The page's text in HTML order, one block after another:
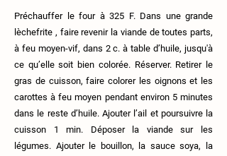
Préchauffer le four à 325 F. Dans une grande
lèchefrite , faire revenir la viande de toutes parts,
à feu moyen-vif, dans 2 c. à table d’huile, jusqu'à
ce qu’elle soit bien colorée. Réserver. Retirer le
gras de cuisson, faire colorer les oignons et les
carottes à feu moyen pendant environ 5 minutes
dans le reste d’huile. Ajouter l’ail et poursuivre la
cuisson 1 min. Déposer la viande sur les
légumes. Ajouter le bouillon, la sauce soya, la